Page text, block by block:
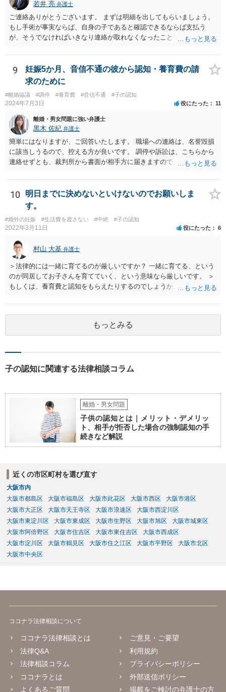
若井 亮 弁護士
ご連絡ありがとうございます。 まずは明細を出してもらいましょう。
もし手術が事実ならば、自身の子であると確認できるならば支払う
が、そうでなければいきなり連絡が取れなくなったことで不信感もあ
してはいかがでしょうか。 代理人となる場合ですが、事務所ごとにま
ちまちです。 弊所の場合、交渉をお受けするとなると20万円くらいが
多いかと思います。
9
妊娠5か月、音信不通の彼から認知・養育費の請
求のために
#離婚協議 #調停 #養育費 #音信不通 #子の認知
2024年7月3日 役にたった 11
離婚・男女問題に強い弁護士
黒木 佐紀 弁護士
簡単にはなりますが、ご回答いたします。 職場への連絡は、名誉毀損
に該当しうるので、控える方が良いです。 調停や訴訟は、こちらから
連絡せずとも、裁判所から書面が相手方に届きますので、連絡不要で
いのであれば、調停や訴訟をするしかないかと思います。
10
明日までに決めないといけないのでお願いしま
す。
#婚外の妊娠 #生活費を渡さない #中絶 #子の認知
2022年3月11日 役にたった 6
村山 大基 弁護士
＞法律的には一緒に育てるのが厳しいですか？ 一緒に育てる、という
のが同居してお子さんを育てていく、という意味なら厳しいです。 ＞
もしくは、養育費と認知をもらえたりするのでしょうか、 相手が認知
す。 また、認知されたことを前提に、父親として子を養う義務があり
ますので、 養育費を請求できます。 ただ、極端な話相手に収入がなか
ったり、行方不明だったりすると、実際上の回収が難しい可能性はあ
ります。
もっとみる
子の認知に関連する法律相談コラム
離婚・男女問題
子供の認知とは｜メリット・デメリッ
ト、相手が拒否した場合の強制認知の手
続きなど解説
近くの市区町村を選び直す
大阪市内
大阪市都島区
大阪市福島区 大阪市此花区 大阪市西区
大阪市港区
大阪市大正区
大阪市天王寺区 大阪市浪速区
大阪市西淀川区
大阪市東淀川区
大阪市東成区 大阪市生野区 大阪市旭区
大阪市城東区
大阪市阿倍野区
大阪市住吉区 大阪市東住吉区
大阪市西成区
大阪市淀川区
大阪市鶴見区 大阪市住之江区 大阪市平野区
大阪市北区
大阪市中央区
ココナラ法律相談について
ココナラ法律相談とは
法律Q&A
法律相談コラム
ココナラとは
よくあるご質問
ご意見・ご要望
利用規約
プライバシーポリシー
外部送信ポリシー
掲載をご検討の弁護士の方